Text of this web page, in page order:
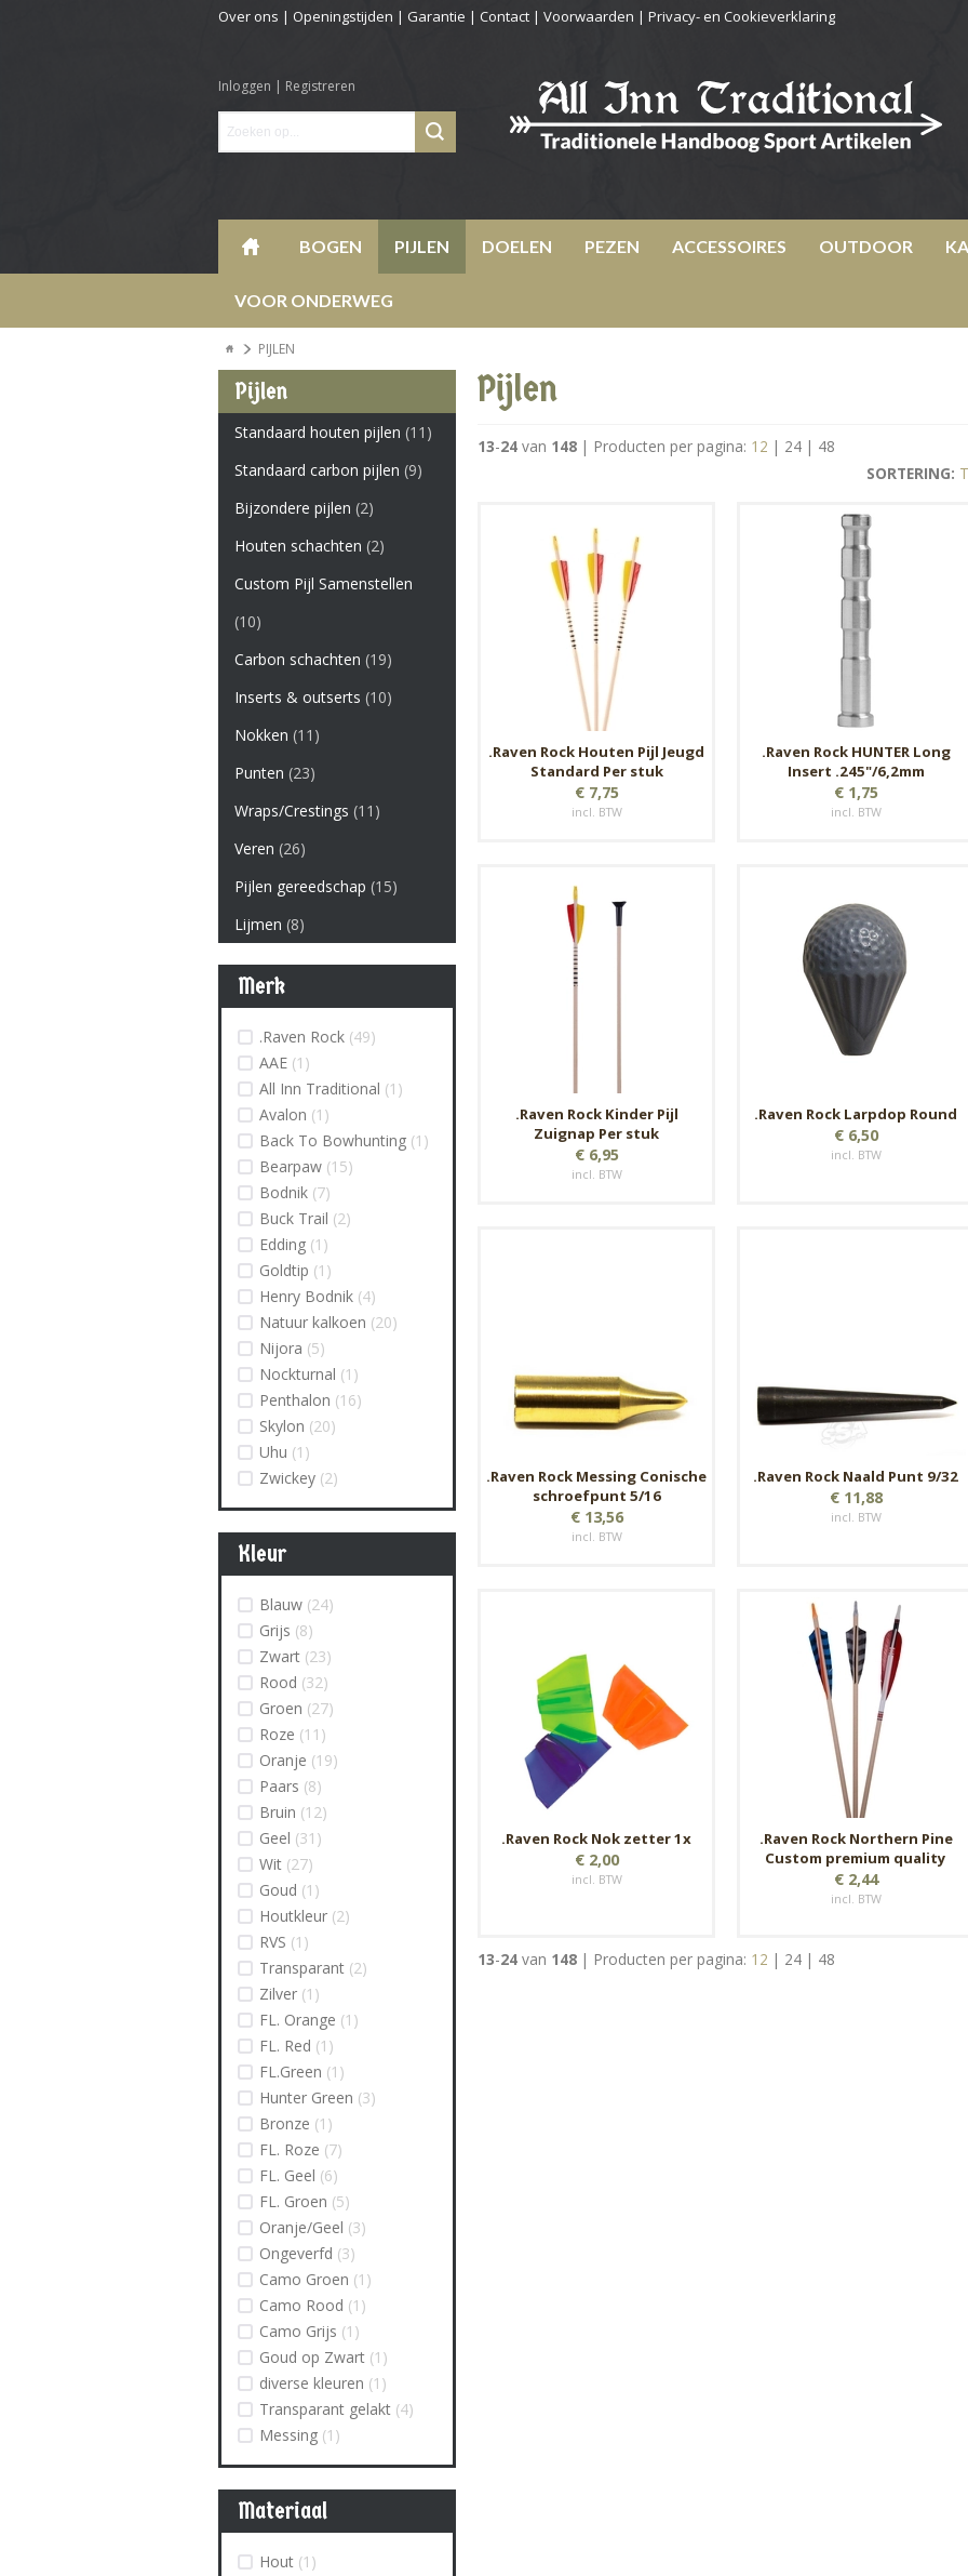
Over ons | Openingstijden | Garantie | Contact | Voorwaarden | Privacy- en Cookieverklaring
Inloggen | Registreren
BOGEN PIJLEN DOELEN PEZEN ACCESSOIRES OUTDOOR
VOOR ONDERWEG
PIJLEN
Pijlen
Standaard houten pijlen (11)
Standaard carbon pijlen (9)
Bijzondere pijlen (2)
Houten schachten (2)
Custom Pijl Samenstellen
(10)
Carbon schachten (19)
Inserts & outserts (10)
Nokken (11)
Punten (23)
Wraps/Crestings (11)
Veren (26)
Pijlen gereedschap (15)
Lijmen (8)
Merk
.Raven Rock (49)
AAE (1)
All Inn Traditional (1)
Avalon (1)
Back To Bowhunting (1)
Bearpaw (15)
Bodnik (7)
Buck Trail (2)
Edding (1)
Goldtip (1)
Henry Bodnik (4)
Natuur kalkoen (20)
Nijora (5)
Nockturnal (1)
Penthalon (16)
Skylon (20)
Uhu (1)
Zwickey (2)
Kleur
Blauw (24)
Grijs (8)
Zwart (23)
Rood (32)
Groen (27)
Roze (11)
Oranje (19)
Paars (8)
Bruin (12)
Geel (31)
Wit (27)
Goud (1)
Houtkleur (2)
RVS (1)
Transparant (2)
Zilver (1)
FL. Orange (1)
FL. Red (1)
FL.Green (1)
Hunter Green (3)
Bronze (1)
FL. Roze (7)
FL. Geel (6)
FL. Groen (5)
Oranje/Geel (3)
Ongeverfd (3)
Camo Groen (1)
Camo Rood (1)
Camo Grijs (1)
Goud op Zwart (1)
diverse kleuren (1)
Transparant gelakt (4)
Messing (1)
Materiaal
Hout (1)
Pijlen
13-24 van 148 | Producten per pagina: 12 | 24 | 48
SORTERING:
.Raven Rock Houten Pijl Jeugd
Standard Per stuk
€ 7,75
incl. BTW
.Raven Rock HUNTER Long
Insert .245"/6,2mm
€ 1,75
incl. BTW
.Raven Rock Kinder Pijl
Zuignap Per stuk
€ 6,95
incl. BTW
.Raven Rock Larpdop Round
€ 6,50
incl. BTW
.Raven Rock Messing Conische
schroefpunt 5/16
€ 13,56
incl. BTW
.Raven Rock Naald Punt 9/32
€ 11,88
incl. BTW
.Raven Rock Nok zetter 1x
€ 2,00
incl. BTW
.Raven Rock Northern Pine
Custom premium quality
€ 2,44
incl. BTW
13-24 van 148 | Producten per pagina: 12 | 24 | 48